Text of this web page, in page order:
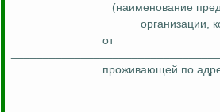
(наименование
организации,
от
проживающей по